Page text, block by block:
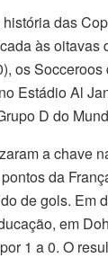
das
às oitavas
os Socceroos
Estádio Al
D do
a chave
da
de gols. Em
em
1 a 0. O